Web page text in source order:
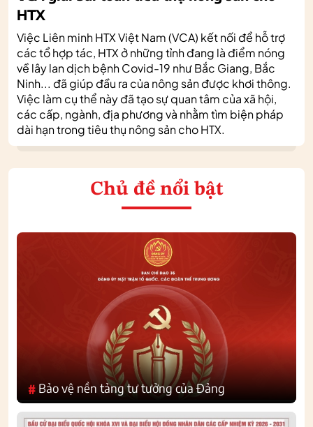
HTX
Việc Liên minh HTX Việt Nam (VCA) kết nối để hỗ trợ
các tổ hợp tác, HTX ở những tỉnh đang là điểm nóng
về lây lan dịch bệnh Covid-19 như Bắc Giang, Bắc
Ninh... đã giúp đầu ra của nông sản được khơi thông.
Việc làm cụ thể này đã tạo sự quan tâm của xã hội,
các cấp, ngành, địa phương và nhằm tìm biện pháp
dài hạn trong tiêu thụ nông sản cho HTX.
Chủ đề nổi bật
# Bảo vệ nền tảng tư tưởng của Đảng